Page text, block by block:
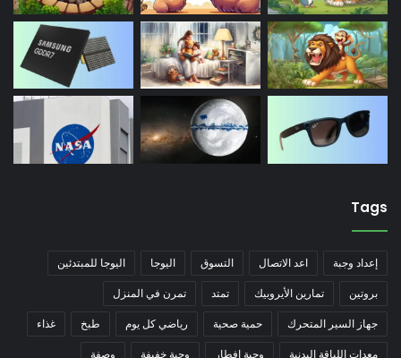
Tags
إعداد وجبة اعد الاتصال التسوق اليوجا اليوجا للمبتدئين
بروتين تمارين الأيروبيك تمتد تمرن في المنزل
جهاز السير المتحرك حمية صحية رياضي كل يوم طبخ غذاء
معدات اللياقة البدنية وجبة افطار وجبة خفيفة وصفة